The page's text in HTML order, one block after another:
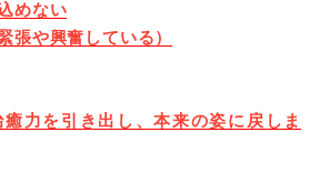
めない
張や興奮している）
力を引き出し、本来の姿に戻しま